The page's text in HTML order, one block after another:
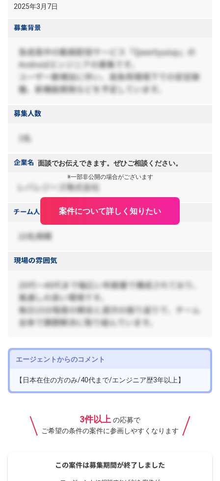
2025年3月7日
面談でお伝えできます。ぜひご相談ください。
※一部非公開の場合がございます
案件について詳しく知りたい
エージェントからのコメント
【日本在住の方のみ/40代まで/エンジニア歴3年以上】
3件以上 の応募で
ご希望の条件の案件に参画しやすくなります